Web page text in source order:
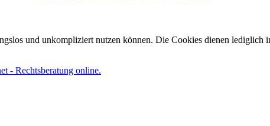
und unkompliziert nutzen können. Die Cookies dienen lediglich
- Rechtsberatung online.